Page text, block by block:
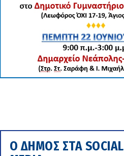
Ο ΔΗΜΟΣ ΣΤΑ SOCIAL